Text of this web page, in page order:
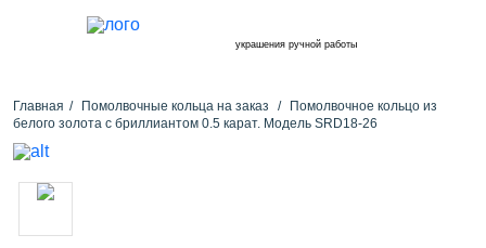
украшения ручной работы
Главная Помолвочные кольца на заказ
Помолвочное кольцо из
белого золота с бриллиантом 0.5 карат. Модель SRD18-26